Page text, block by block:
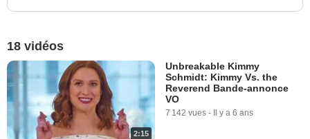
18 vidéos
2:15
Unbreakable Kimmy
Schmidt: Kimmy Vs. the
Reverend Bande-annonce
VO
7 142 vues - Il y a 6 ans